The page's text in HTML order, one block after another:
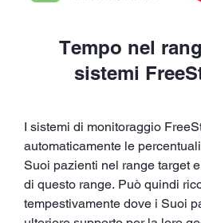
Tempo nel
sistemi
I sistemi di monitoraggio
automaticamente le
Suoi pazienti nel range target
di questo range. Può quindi
tempestivamente dove i Suoi